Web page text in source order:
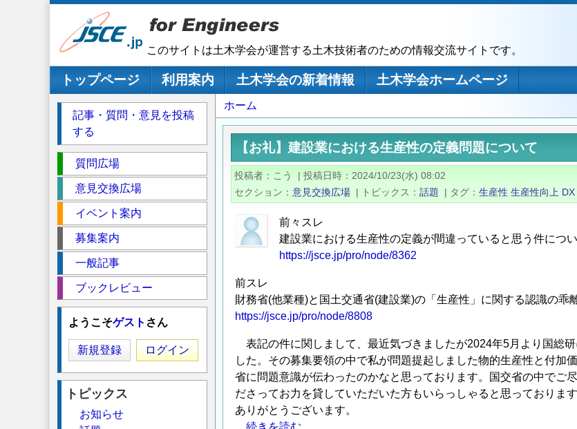
このサイトは土木学会が運営する土木技術者のための情報交流サイトです。
メインナビゲーション
トップページ 利用案内 土木学会の新着情報
土木学会ホームページ
パ
ン
ず
ホーム
【お礼】建設業における生産性の定義問題について
投稿者 こう | 投稿日時
2024/10/23(水) 08:02
セクション
意見交換広場 | トピックス 話題 | タグ 生産性 生産性向上 DX
前々スレ
建設業における生産性の定義が間違っていると思う件につ
https://jsce.jp/pro/node/8362
前スレ
財務省(他業種)と国土交通省(建設業)の「生産性」に関する認識の乖
https://jsce.jp/pro/node/8808
表記の件に関しまして、最近気づきましたが2024年5月より国総
した。その募集要領の中で私が問題提起しました物的生産性と付加
省に問題意識が伝わったのかなと思っております。国交省の中でご
ださってお力を貸していただいた方もいらっしゃると思っておりま
ありがとうございます。
....続きを読む
記事・質問・意見を投稿
する
ク
シ
質問広場
意見交換広場
イベント案内
募集案内
一般記事
ブックレビュー
ようこそゲスト さん
新規登録 ログイン
トピックス
お知らせ